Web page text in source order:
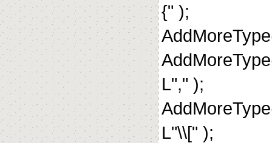
{" );
L"," );
L"\\[" );